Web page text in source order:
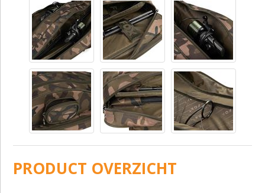
PRODUCT OVERZICHT